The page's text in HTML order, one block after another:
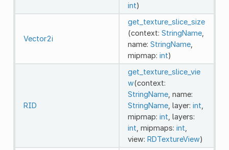
int)
Vector2i
get_texture_slice_size
(context: StringName,
name: StringName,
mipmap: int)
RID
get_texture_slice_vie
w(context:
StringName, name:
StringName, layer: int
mipmap: int , layers:
int , mipmaps: int
view: RDTextureView)